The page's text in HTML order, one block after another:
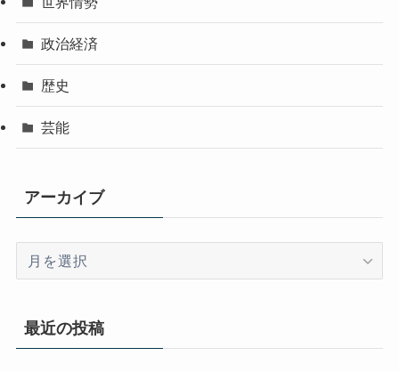
政治経済
歴史
芸能
アーカイブ
イ
最近の投稿